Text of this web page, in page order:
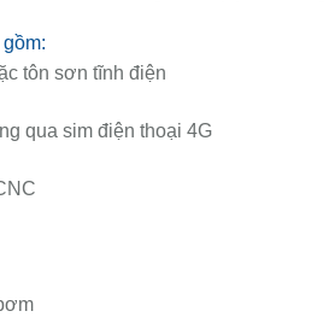
tôn sơn tĩnh điện
qua sim điện thoại 4G